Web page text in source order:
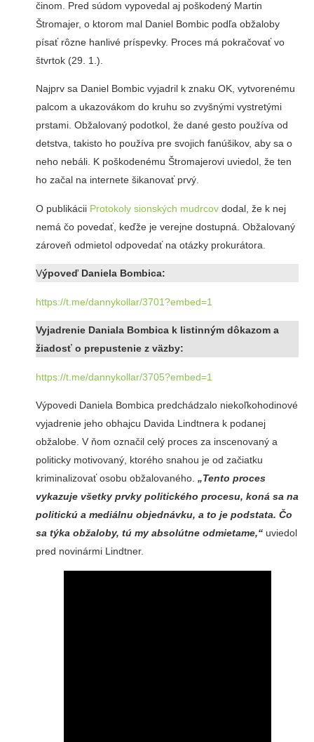
činom. Pred súdom vypovedal aj poškodený Martin
Štromajer, o ktorom mal Daniel Bombic podľa obžaloby
písať rôzne hanlivé príspevky. Proces má pokračovať vo
štvrtok (29. 1.).
Najprv sa Daniel Bombic vyjadril k znaku OK, vytvorenému
palcom a ukazovákom do kruhu so zvyšnými vystretými
prstami. Obžalovaný podotkol, že dané gesto používa od
detstva, takisto ho používa pre svojich fanúšikov, aby sa o
neho nebáli. K poškodenému Štromajerovi uviedol, že ten
ho začal na internete šikanovať prvý.
O publikácii Protokoly sionských mudrcovdodal, že k nej
nemá čo povedať, keďže je verejne dostupná. Obžalovaný
zároveň odmietol odpovedať na otázky prokurátora.
Výpoveď Daniela Bombica:
https://t.me/dannykollar/3701?embed=1
Vyjadrenie Daniala Bombica k listinným dôkazom a
žiadosť o prepustenie z väzby:
https://t.me/dannykollar/3705?embed=1
Výpovedi Daniela Bombica predchádzalo niekoľkohodinové
vyjadrenie jeho obhajcu Davida Lindtnera k podanej
obžalobe. V ňom označil celý proces za inscenovaný a
politicky motivovaný, ktorého snahou je od začiatku
kriminalizovať osobu obžalovaného. „Tento proces
vykazuje všetky prvky politického procesu, koná sa na
politickú a mediálnu objednávku, a to je podstata. Čo
sa týka obžaloby, tú my absolútne odmietame,“uviedol
pred novinármi Lindtner.